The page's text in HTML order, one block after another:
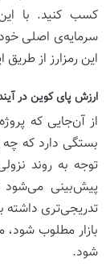
کسب کنید. با
سرمایه‌ی اصلی خود
این رمزارز از
ارزش پای کوین در
از آن‌جایی که
بستگی دارد که
پیش‌بینی می‌شود
تدریجی‌تری داشته
بازار مطلوب
شود.